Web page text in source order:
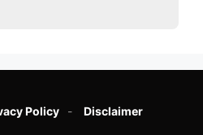
Policy Disclaimer